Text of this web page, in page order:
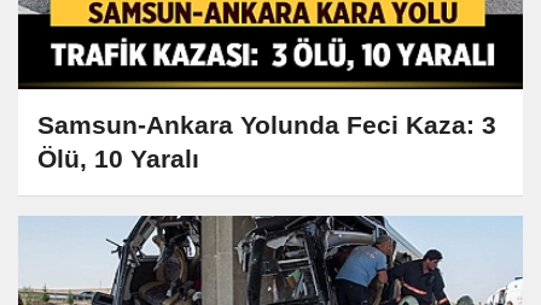
Samsun-Ankara Yolunda Feci Kaza: 3
Ölü, 10 Yaralı